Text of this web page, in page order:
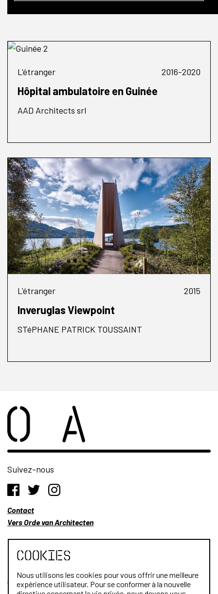
L'étranger 2016-2020
Hôpital ambulatoire en Guinée
AAD Architects srl
L'étranger 2015
Inveruglas Viewpoint
STéPHANE PATRICK TOUSSAINT
Suivez-nous
Contact
Vers Orde van Architecten
Qui sommes-nous?
Cookies
Nous utilisons les cookies pour vous offrir une meilleure
expérience utilisateur. Pour se conformer à la nouvelle